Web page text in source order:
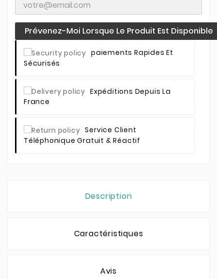
Prévenez-Moi Lorsque Le Produit Est Disponible
Paiements Rapides Et
Sécurisés
Expéditions Depuis La
France
Service Client
Téléphonique Gratuit & Réactif
Description
Caractéristiques
Avis